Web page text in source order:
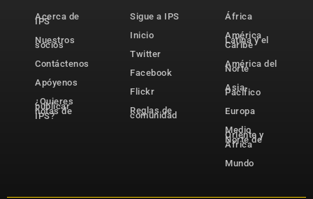
Acerca de
IPS
Nuestros
socios
Contáctenos
Apóyenos
¿Quieres
publicar
notas de
IPS?
Sigue a IPS
Inicio
Twitter
Facebook
Flickr
Reglas de
comunidad
África
América
Latina y el
Caribe
América del
Norte
Asia-
Pacífico
Europa
Medio
Oriente y
Norte de
África
Mundo